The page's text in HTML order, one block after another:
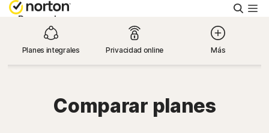
Personal
Small Business
Asistencia
Planes integrales Privacidad online Más
Comparar planes